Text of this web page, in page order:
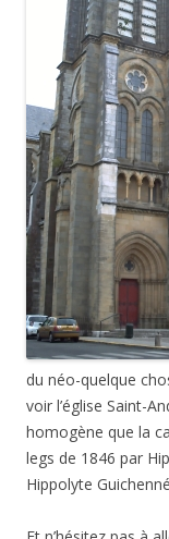
du néo-quelque
voir l’église Saint-
homogène que la
legs de 1846 par
Hippolyte